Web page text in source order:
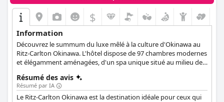
$
Information
Découvrez le summum du luxe mêlé à la culture d'Okinawa au
Ritz-Carlton Okinawa. L'hôtel dispose de 97 chambres modernes
et élégamment aménagées, d'un spa unique situé au milieu de
proposant la cuisine la plus exquise, ainsi que d'un accès facile à
la plage japonaise de Kise.
Résumé des avis
Résumé par IA
Le Ritz-Carlton Okinawa est la destination idéale pour ceux qui